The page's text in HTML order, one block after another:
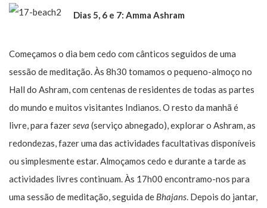
Dias 5, 6 e 7: Amma Ashram
Começamos o dia bem cedo com cânticos seguidos de uma
sessão de meditação. Às 8h30 tomamos o pequeno-almoço no
Hall do Ashram, com centenas de residentes de todas as partes
do mundo e muitos visitantes Indianos. O resto da manhã é
livre, para fazerseva (serviço abnegado), explorar o Ashram, as
redondezas, fazer uma das actividades facultativas disponíveis
ou simplesmente estar. Almoçamos cedo e durante a tarde as
actividades livres continuam. Às 17h00 encontramo-nos para
uma sessão de meditação, seguida de Bhajans. Depois do jantar,